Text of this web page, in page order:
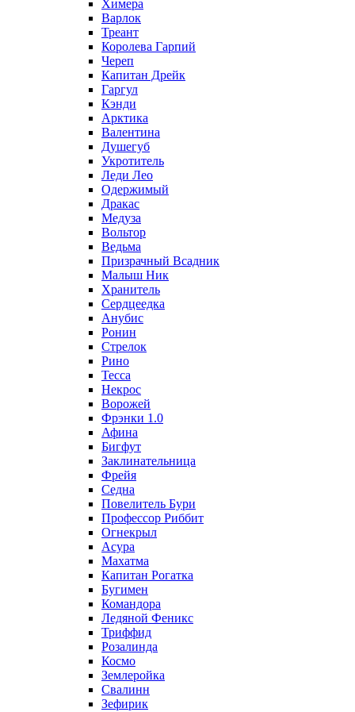
Химера
Варлок
Треант
Королева Гарпий
Череп
Капитан Дрейк
Гаргул
Кэнди
Арктика
Валентина
Душегуб
Укротитель
Леди Лео
Одержимый
Дракас
Медуза
Вольтор
Ведьма
Призрачный Всадник
Малыш Ник
Хранитель
Сердцеедка
Анубис
Ронин
Стрелок
Рино
Тесса
Некрос
Ворожей
Фрэнки 1.0
Афина
Бигфут
Заклинательница
Фрейя
Седна
Повелитель Бури
Профеcсор Риббит
Огнекрыл
Асура
Махатма
Капитан Рогатка
Бугимен
Командора
Ледяной Феникс
Триффид
Розалинда
Космо
Землеройка
Свалинн
Зефирик